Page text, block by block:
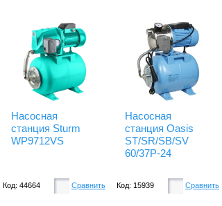
Насосная
станция Sturm
WP9712VS
Код: 44664 Сравнить
Насосная
станция Oasis
ST/SR/SB/SV
60/37P-24
Код: 15939 Сравнить